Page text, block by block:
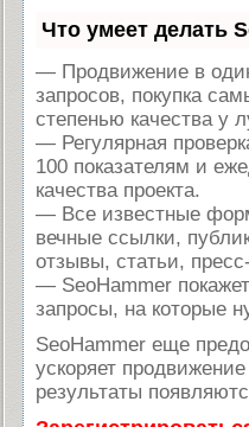
Что умеет делать
— Продвижение в
запросов, покупка
степенью качества у
— Регулярная
100 показателям и
качества проекта.
— Все известные
вечные ссылки,
отзывы, статьи,
— SeoHammer
запросы, на которые
SeoHammer еще
ускоряет
результаты